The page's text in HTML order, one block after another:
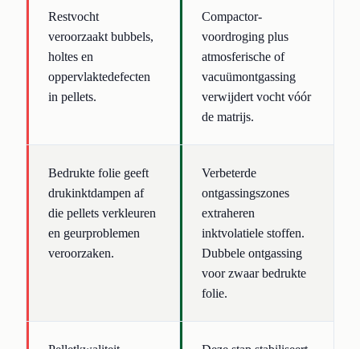
Restvocht
veroorzaakt bubbels,
holtes en
oppervlaktedefecten
in pellets.
Compactor-
voordroging plus
atmosferische of
vacuümontgassing
verwijdert vocht vóór
de matrijs.
Bedrukte folie geeft
drukinktdampen af
die pellets verkleuren
en geurproblemen
veroorzaken.
Verbeterde
ontgassingszones
extraheren
inktvolatiele stoffen.
Dubbele ontgassing
voor zwaar bedrukte
folie.